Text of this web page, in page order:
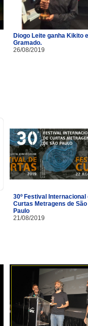
Diogo Leite ganha Kikito
Gramado.
26/08/2019
30º Festival Internacional
Curtas Metragens de São
Paulo
21/08/2019